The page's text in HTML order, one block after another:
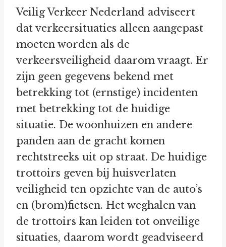
Veilig Verkeer Nederland adviseert
dat verkeersituaties alleen aangepast
moeten worden als de
verkeersveiligheid daarom vraagt. Er
zijn geen gegevens bekend met
betrekking tot (ernstige) incidenten
met betrekking tot de huidige
situatie. De woonhuizen en andere
panden aan de gracht komen
rechtstreeks uit op straat. De huidige
trottoirs geven bij huisverlaten
veiligheid ten opzichte van de auto’s
en (brom)fietsen. Het weghalen van
de trottoirs kan leiden tot onveilige
situaties, daarom wordt geadviseerd